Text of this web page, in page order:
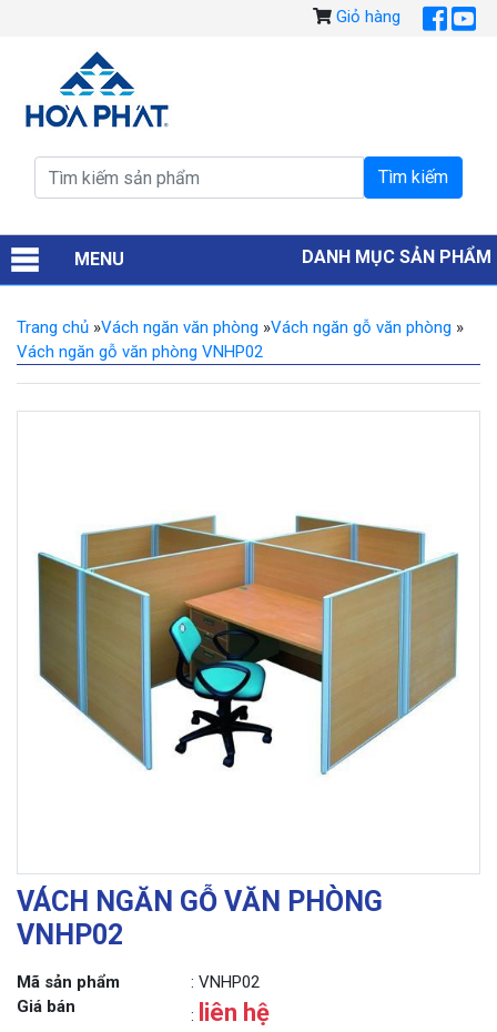
Giỏ hàng
MENU DANH MỤC SẢN PHẨM
Trang chủ »Vách ngăn văn phòng »Vách ngăn gỗ văn phòng »
Vách ngăn gỗ văn phòng VNHP02
VÁCH NGĂN GỖ VĂN PHÒNG
VNHP02
Mã sản phẩm
: VNHP02
Giá bán
: liên hệ